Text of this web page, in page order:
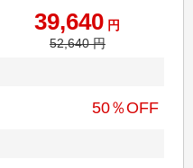
39,640 円
52,640円
50％OFF